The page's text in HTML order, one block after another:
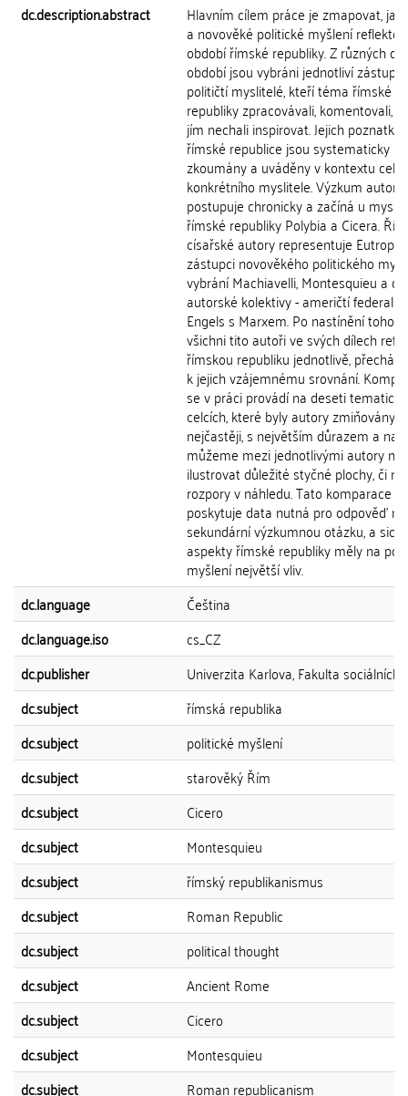
dc.description.abstract
Hlavním cílem práce je zmapovat,
a novověké politické myšlení
období římské republiky. Z různých
období jsou vybráni jednotliví zástupní
političtí myslitelé, kteří téma římské
republiky zpracovávali, komentovali,
jím nechali inspirovat. Jejich poznatky
římské republice jsou systematicky
zkoumány a uváděny v kontextu
konkrétního myslitele. Výzkum autorů
postupuje chronicky a začíná u
římské republiky Polybia a Cicera.
císařské autory representuje
zástupci novověkého politického
vybrání Machiavelli, Montesquieu a
autorské kolektivy - američtí
Engels s Marxem. Po nastínění toho,
všichni tito autoři ve svých dílech
římskou republiku jednotlivě,
k jejich vzájemnému srovnání.
se v práci provádí na deseti
celcích, které byly autory zmiňovány
nejčastěji, s největším důrazem a na
můžeme mezi jednotlivými autory
ilustrovat důležité styčné plochy, či
rozpory v náhledu. Tato komparace
poskytuje data nutná pro odpověď na
sekundární výzkumnou otázku, a
aspekty římské republiky měly na
myšlení největší vliv.
dc.language
Čeština
dc.language.iso
cs_CZ
dc.publisher
Univerzita Karlova, Fakulta sociálních
dc.subject
římská republika
dc.subject
politické myšlení
dc.subject
starověký Řím
dc.subject
Cicero
dc.subject
Montesquieu
dc.subject
římský republikanismus
dc.subject
Roman Republic
dc.subject
political thought
dc.subject
Ancient Rome
dc.subject
Cicero
dc.subject
Montesquieu
dc.subject
Roman republicanism